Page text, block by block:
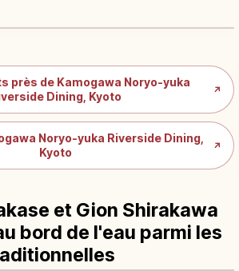
près de Kamogawa Noryo-yuka
Dining, Kyoto
↗
Noryo-yuka Riverside Dining,
Kyoto
↗
et Gion Shirakawa
bord de l'eau parmi les